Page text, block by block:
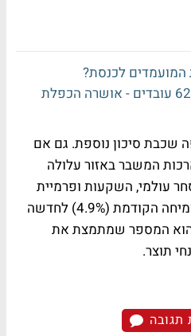
המועמדים לכנסת?
שבועיים אחרי פיטורי 620 עובדים - אושרה הכפלת
שכבת סיכון נוספת. גם אם
המשבר באזור עלולה
עולמי, השקעות ופרמיית
סיכון. ההפרש בין תחזית הצמיחה הקודמת (4.9%) לחדשה
אחוז - הוא המספר שמתמצת את
תוצר.
תגובה